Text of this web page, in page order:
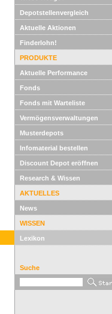
Depotstellenvergleich
Aktuelle Aktionen
Finderlohn!
PRODUKTE
Aktuelle Performance
Fonds
Fonds mit Warteliste
Vermögensverwaltungen
Musterdepots
Infomaterial bestellen
Discount Depot eröffnen
Research & Wissen
AKTUELLES
News
WISSEN
Lexikon
Suche